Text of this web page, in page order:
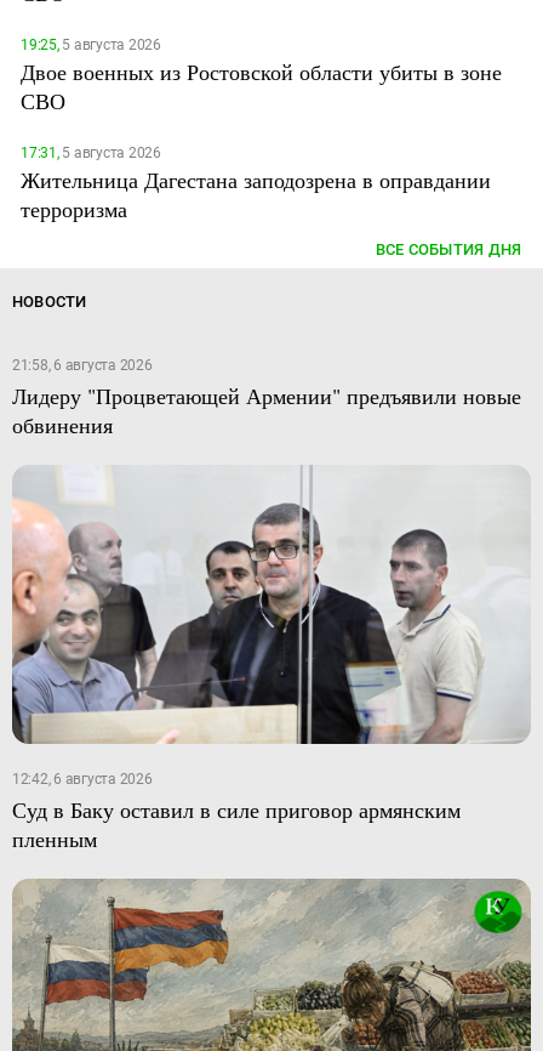
19:25,5 августа 2026
Двое военных из Ростовской области убиты в зоне
СВО
17:31,5 августа 2026
Жительница Дагестана заподозрена в оправдании
терроризма
ВСЕ СОБЫТИЯ ДНЯ
НОВОСТИ
21:58, 6 августа 2026
Лидеру "Процветающей Армении" предъявили новые
обвинения
12:42, 6 августа 2026
Суд в Баку оставил в силе приговор армянским
пленным